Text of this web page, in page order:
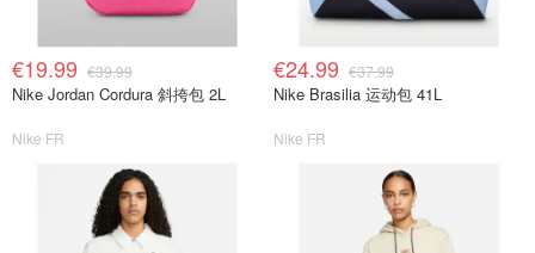
€19.99 €39.99
Nike Jordan Cordura 斜挎包 2L
Nike FR
€24.99 €37.99
Nike Brasilia 运动包 41L
Nike FR